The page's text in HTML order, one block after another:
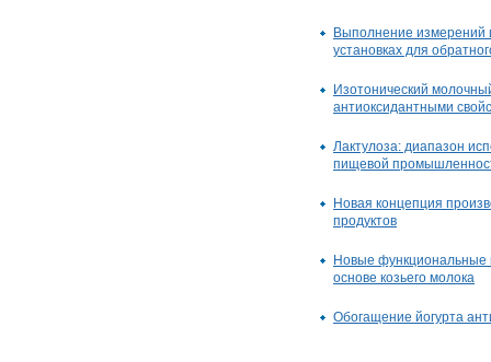
Выполнение измерений
установках для
Изотонический
антиоксидантными
Лактулоза: диапазон
пищевой
Новая концепция
продуктов
Новые функциональные
основе козьего молока
Обогащение йогурта